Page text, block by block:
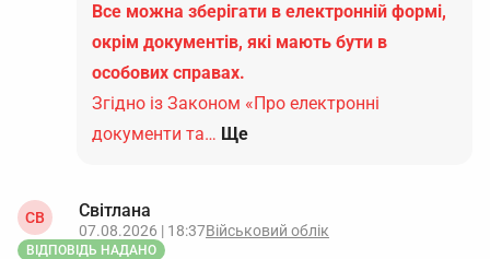
Все можна зберігати в електронній формі,
окрім документів, які мають бути в
особових справах.
Згідно із Законом «Про електронні
документи та… Ще
СВ Світлана
07.08.2026 | 18:37Військовий облік
ВІДПОВІДЬ НАДАНО